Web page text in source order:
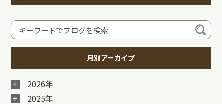
月別アーカイブ
2026年
2025年